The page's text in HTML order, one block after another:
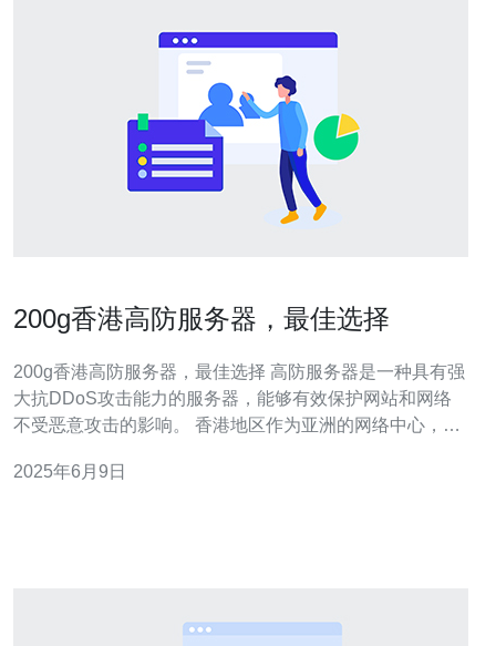
200g香港高防服务器，最佳选择
200g香港高防服务器，最佳选择 高防服务器是一种具有强
大抗DDoS攻击能力的服务器，能够有效保护网站和网络
不受恶意攻击的影响。 香港地区作为亚洲的网络中心，拥
服务器能够提供更快速、更稳定的网络连接。 200g香港高
2025年6月9日